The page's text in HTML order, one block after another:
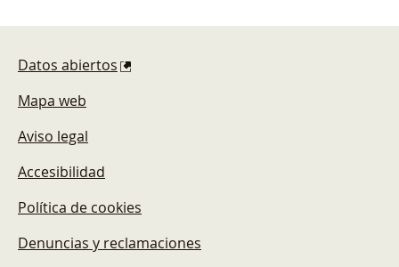
Datos abiertos
Mapa web
Aviso legal
Accesibilidad
Política de cookies
Denuncias y reclamaciones